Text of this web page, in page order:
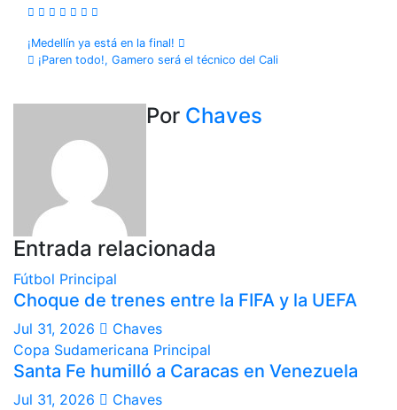
Navegación
¡Medellín ya está en la final!
¡Paren todo!, Gamero será el técnico del Cali
Por Chaves
Entrada relacionada
Fútbol Principal
Choque de trenes entre la FIFA y la UEFA
Jul 31, 2026
Chaves
Copa Sudamericana Principal
Santa Fe humilló a Caracas en Venezuela
Jul 31, 2026
Chaves